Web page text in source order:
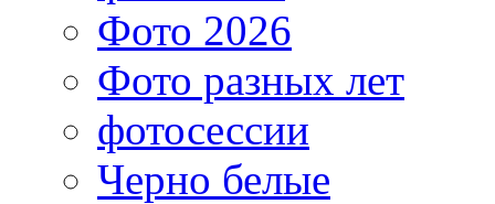
Фото 2026
Фото разных лет
фотосессии
Черно белые